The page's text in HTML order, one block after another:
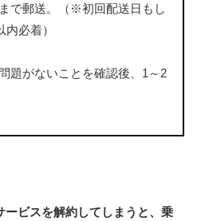
で郵送。（※初回配送日もし
必着）
題がないことを確認後、1～2
ビスを解約してしまうと、乗